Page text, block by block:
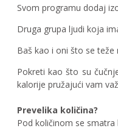
Svom programu dodaj
Druga grupa ljudi koja
Baš kao i oni što se
Pokreti kao što su
kalorije pružajući vam
Prevelika količina?
Pod količinom se